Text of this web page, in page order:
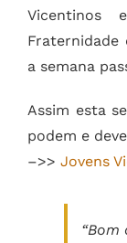
Fraternidade
a semana
Assim esta
podem e
–>> Jovens
“Bom